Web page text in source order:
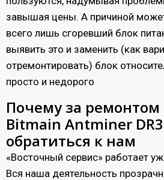
завышая цены. А причиной
всего лишь сгоревший блок
выявить это и заменить (как
отремонтировать) блок
просто и недорого
Почему за ремонтом
Bitmain Antminer
обратиться к нам
«Восточный сервис» работает
Вся наша деятельность